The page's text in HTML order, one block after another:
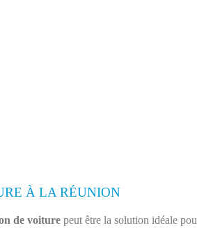
À LA RÉUNION
de voiturepeut être la solution idéale